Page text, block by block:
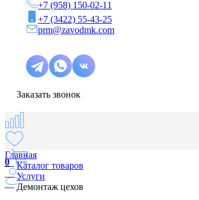
+7 (958) 150-02-11
+7 (3422) 55-43-25
prm@zavodmk.com
Заказать звонок
0
Главная
—Каталог товаров
—Услуги
—Демонтаж цехов